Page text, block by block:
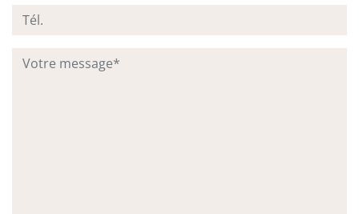
Téléphone
Votre message